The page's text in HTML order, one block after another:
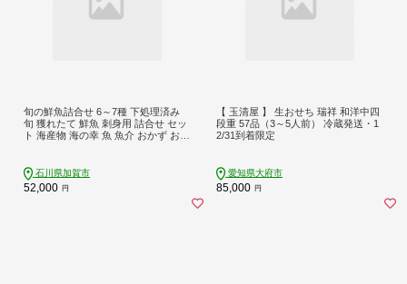
旬の鮮魚詰合せ 6～7種 下処理済み
旬 獲れたて 鮮魚 刺身用 詰合せ セッ
ト 海産物 海の幸 魚 魚介 おかず おつ
P-0564
石川県加賀市
52,000 円
【 玉清屋 】 生おせち 瑞祥 和洋中四
段重 57品（3～5人前） 冷蔵発送・1
2/31到着限定
愛知県大府市
85,000 円